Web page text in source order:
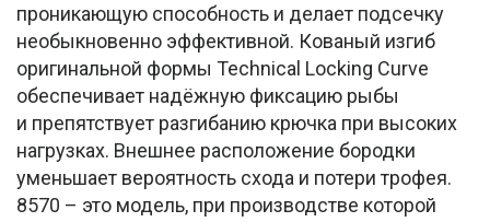
проникающую способность и делает подсечку
необыкновенно эффективной. Кованый изгиб
оригинальной формы Technical Locking Curve
обеспечивает надёжную фиксацию рыбы
и препятствует разгибанию крючка при высоких
нагрузках. Внешнее расположение бородки
уменьшает вероятность схода и потери трофея.
8570 – это модель, при производстве которой